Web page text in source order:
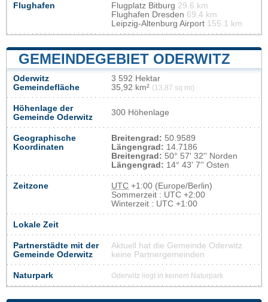
Flughafen Flugplatz Bitburg 29.6 km
Flughafen Dresden 69.4 km
Leipzig-Altenburg Airport 155.1 km
GEMEINDEGEBIET ODERWITZ
Oderwitz
Gemeindefläche
3 592 Hektar
35,92 km² (13,87 sq mi)
Höhenlage der
Gemeinde Oderwitz
300 Höhenlage
Geographische
Koordinaten
Breitengrad: 50.9589
Längengrad: 14.7186
Breitengrad: 50° 57' 32'' Norden
Längengrad: 14° 43' 7'' Osten
Zeitzone UTC +1:00 (Europe/Berlin)
Sommerzeit : UTC +2:00
Winterzeit : UTC +1:00
Lokale Zeit
Partnerstädte mit der
Gemeinde Oderwitz
Aktuell hat die Gemeinde Oderwitz
keine Partnergemeinden
Naturpark Oderwitz liegt in keinem Naturpark